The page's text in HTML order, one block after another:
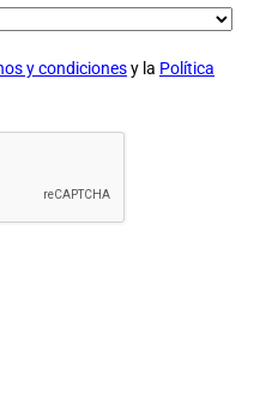
y condicionesy la Política